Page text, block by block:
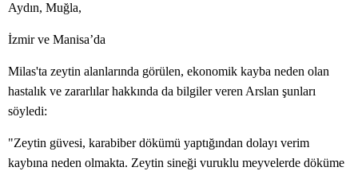
Aydın, Muğla,
İzmir ve Manisa’da
Milas'ta zeytin alanlarında görülen, ekonomik kayba neden olan
hastalık ve zararlılar hakkında da bilgiler veren Arslan şunları
söyledi:
"Zeytin güvesi, karabiber dökümü yaptığından dolayı verim
kaybına neden olmakta. Zeytin sineği vuruklu meyvelerde döküme